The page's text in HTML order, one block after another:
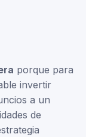
porque para
invertir
a un
de